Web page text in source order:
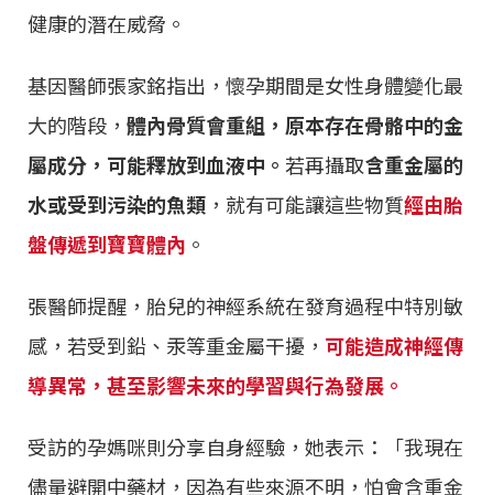
健康的潛在威脅。
基因醫師張家銘指出，懷孕期間是女性身體變化最
大的階段， 體內骨質會重組，原本存在骨骼中的金
屬成分，可能釋放到血液中。 若再攝取含重金屬的
水或受到污染的魚類 ，就有可能讓這些物質經由胎
盤傳遞到寶寶體內 。
張醫師提醒，胎兒的神經系統在發育過程中特別敏
感，若受到鉛、汞等重金屬干擾， 可能造成神經傳
導異常，甚至影響未來的學習與行為發展。
受訪的孕媽咪則分享自身經驗，她表示：「我現在
儘量避開中藥材，因為有些來源不明，怕會含重金